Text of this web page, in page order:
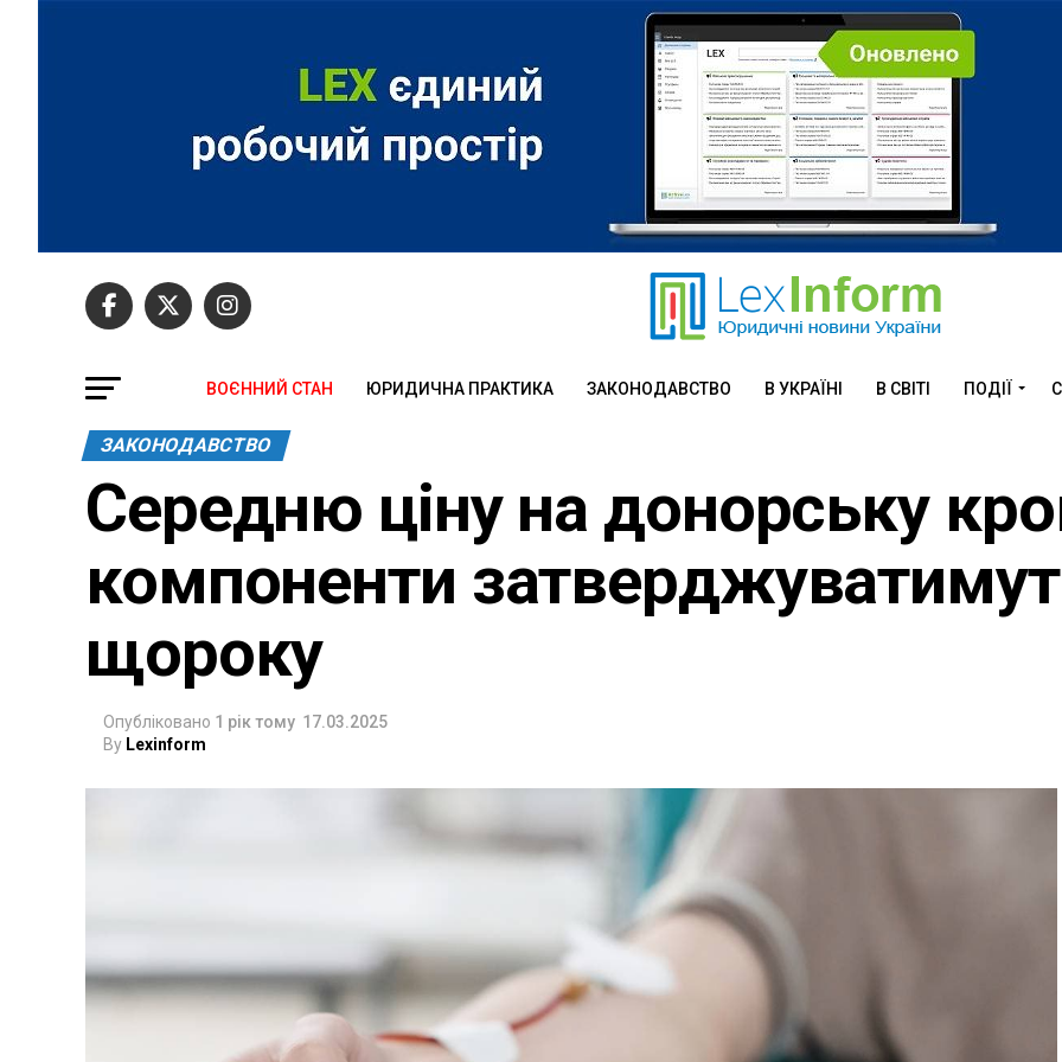
ВОЄННИЙ СТАН ЮРИДИЧНА ПРАКТИКА ЗАКОНОДАВСТВО В УКРАЇНІ В СВІТІ ПОДІЇ
ЗАКОНОДАВСТВО
Середню ціну на донорську
компоненти
щороку
Опубліковано 1 рік тому 17.03.2025
By Lexinform